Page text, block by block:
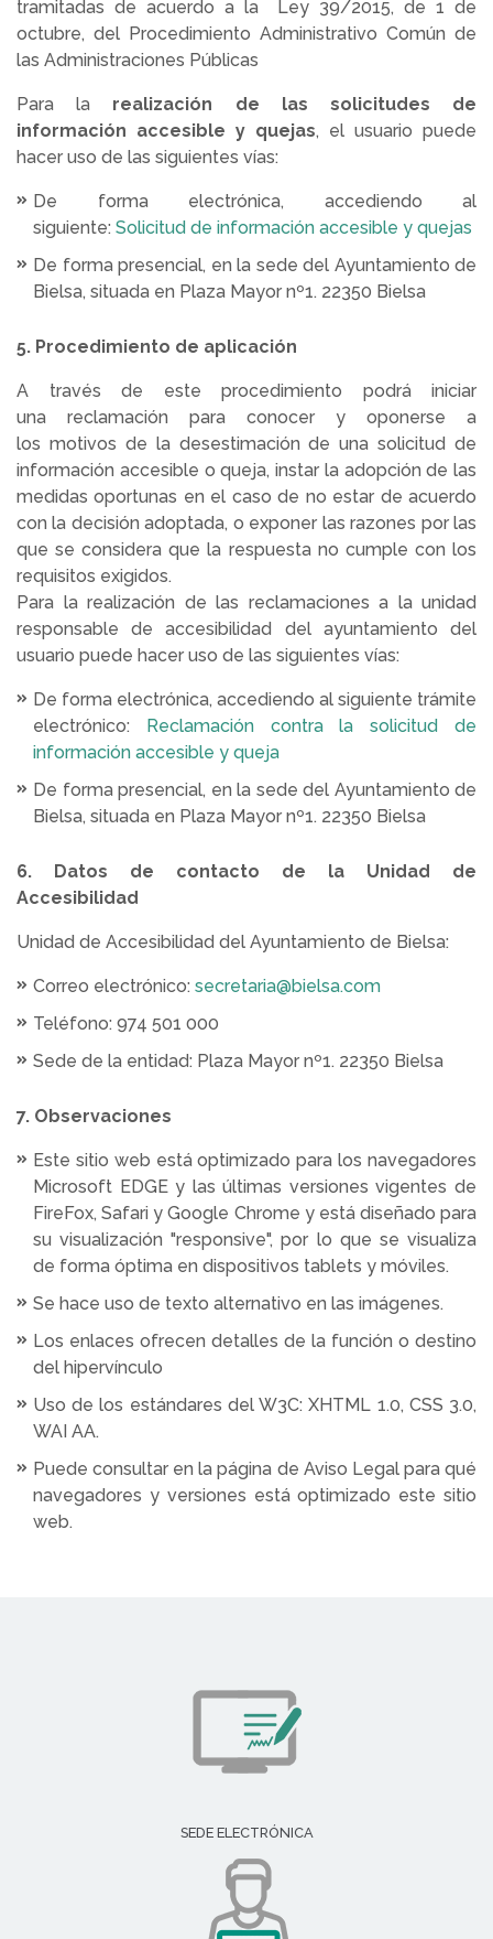
tramitadas de acuerdo a la Ley 39/2015, de 1 de
octubre, del Procedimiento Administrativo Común de
las Administraciones Públicas
Para la realización de las solicitudes de
información accesible y quejas, el usuario puede
hacer uso de las siguientes vías:
De forma electrónica, accediendo al
siguiente: Solicitud de información accesible y quejas
De forma presencial, en la sede del Ayuntamiento de
Bielsa, situada en Plaza Mayor nº1. 22350 Bielsa
5. Procedimiento de aplicación
A través de este procedimiento podrá iniciar
una reclamación para conocer y oponerse a
los motivos de la desestimación de una solicitud de
información accesible o queja, instar la adopción de las
medidas oportunas en el caso de no estar de acuerdo
con la decisión adoptada, o exponer las razones por las
que se considera que la respuesta no cumple con los
requisitos exigidos.
Para la realización de las reclamaciones a la unidad
responsable de accesibilidad del ayuntamiento del
usuario puede hacer uso de las siguientes vías:
De forma electrónica, accediendo al siguiente trámite
electrónico: Reclamación contra la solicitud de
información accesible y queja
De forma presencial, en la sede del Ayuntamiento de
Bielsa, situada en Plaza Mayor nº1. 22350 Bielsa
6. Datos de contacto de la Unidad de
Accesibilidad
Unidad de Accesibilidad del Ayuntamiento de Bielsa:
Correo electrónico: secretaria@bielsa.com
Teléfono: 974 501 000
Sede de la entidad: Plaza Mayor nº1. 22350 Bielsa
7. Observaciones
Este sitio web está optimizado para los navegadores
Microsoft EDGE y las últimas versiones vigentes de
FireFox, Safari y Google Chrome y está diseñado para
su visualización "responsive", por lo que se visualiza
de forma óptima en dispositivos tablets y móviles.
Se hace uso de texto alternativo en las imágenes.
Los enlaces ofrecen detalles de la función o destino
del hipervínculo
Uso de los estándares del W3C: XHTML 1.0, CSS 3.0,
WAI AA.
Puede consultar en la página de Aviso Legal para qué
navegadores y versiones está optimizado este sitio
web.
SEDE ELECTRÓNICA